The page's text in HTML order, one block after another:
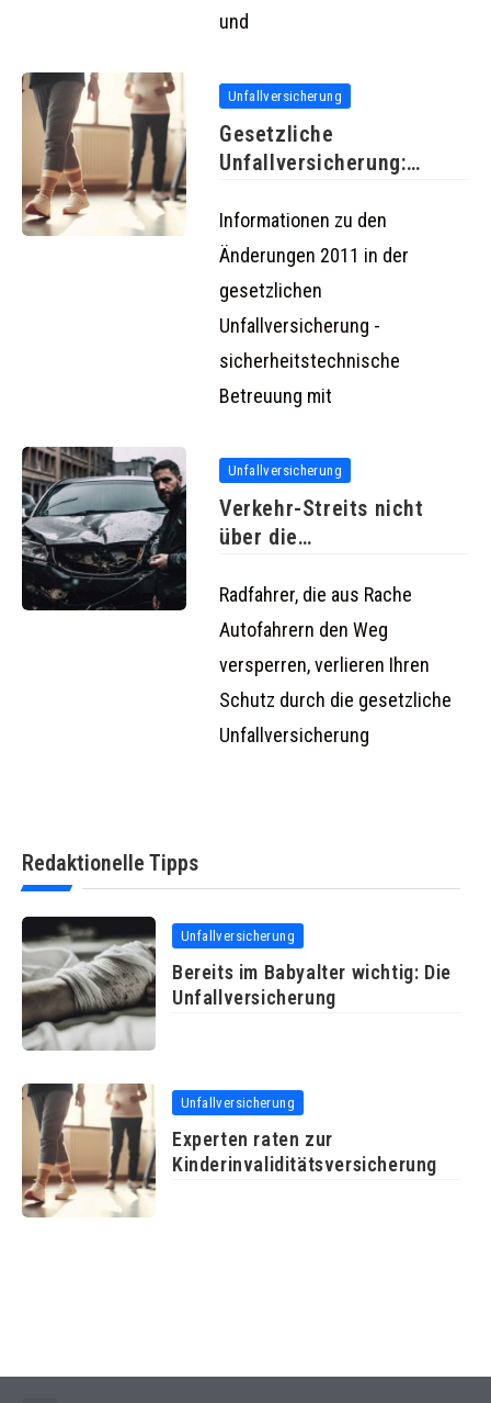
und
Unfallversicherung
Gesetzliche
Unfallversicherung:
Informationen zu den
Änderungen 2011 in der
gesetzlichen
Unfallversicherung -
sicherheitstechnische
Betreuung mit
Unfallversicherung
Verkehr-Streits nicht
über die
abgedeckt
Radfahrer, die aus Rache
Autofahrern den Weg
versperren, verlieren Ihren
Schutz durch die gesetzliche
Unfallversicherung
Redaktionelle Tipps
Unfallversicherung
Bereits im Babyalter wichtig: Die
Unfallversicherung
Unfallversicherung
Experten raten zur
Kinderinvaliditätsversicherung